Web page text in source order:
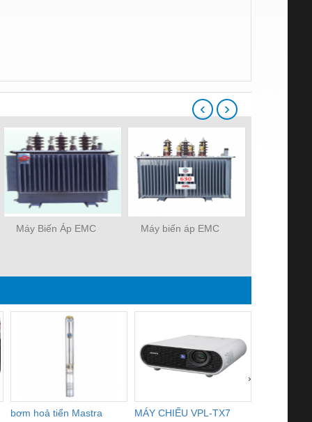
Máy Biến Áp EMC Máy biến áp EMC
‹ ›
bơm hoả tiển Mastra MÁY CHIẾU VPL-TX7
›